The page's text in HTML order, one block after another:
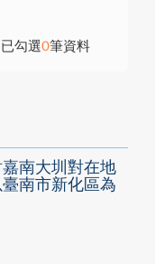
已勾選0筆資料
南大圳對在地
南市新化區為